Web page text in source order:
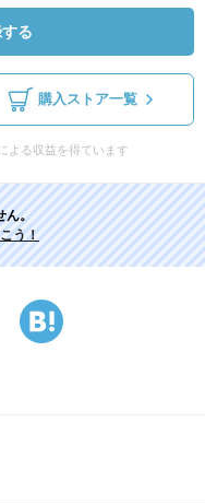
る
購入ストア一覧
よる収益を得ています
ん。
う！